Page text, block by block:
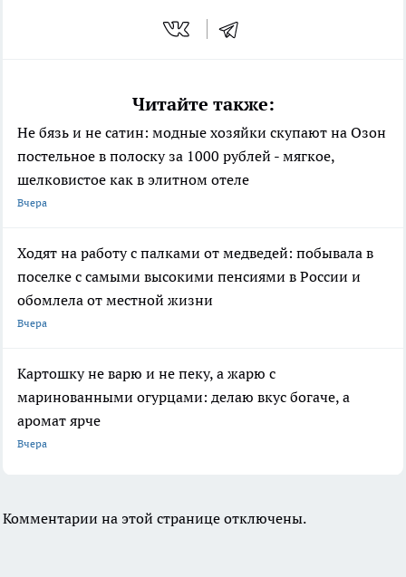
Читайте также:
Не бязь и не сатин: модные хозяйки скупают на Озон
постельное в полоску за 1000 рублей - мягкое,
шелковистое как в элитном отеле
Вчера
Ходят на работу с палками от медведей: побывала в
поселке с самыми высокими пенсиями в России и
обомлела от местной жизни
Вчера
Картошку не варю и не пеку, а жарю с
маринованными огурцами: делаю вкус богаче, а
аромат ярче
Вчера
Комментарии на этой странице отключены.